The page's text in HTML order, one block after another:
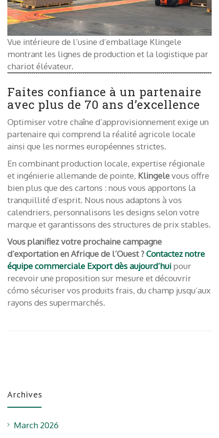
Vue intérieure de l’usine d’emballage Klingele
montrant les lignes de production et la logistique par
chariot élévateur.
Faites confiance à un partenaire
avec plus de 70 ans d’excellence
Optimiser votre chaîne d’approvisionnement exige un
partenaire qui comprend la réalité agricole locale
ainsi que les normes européennes strictes.
En combinant production locale, expertise régionale
et ingénierie allemande de pointe, Klingelevous offre
bien plus que des cartons : nous vous apportons la
tranquillité d’esprit. Nous nous adaptons à vos
calendriers, personnalisons les designs selon votre
marque et garantissons des structures de prix stables.
Vous planifiez votre prochaine campagne
d’exportation en Afrique de l’Ouest ?Contactez notre
équipe commerciale Export dès aujourd’hui pour
recevoir une proposition sur mesure et découvrir
cómo sécuriser vos produits frais, du champ jusqu’aux
rayons des supermarchés.
Archives
March 2026